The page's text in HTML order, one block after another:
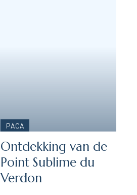
PACA
Ontdekking van de
Point Sublime du
Verdon